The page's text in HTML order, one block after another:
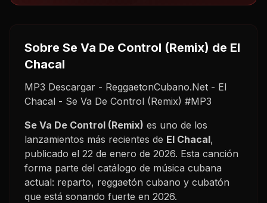
Sobre Se Va De Control (Remix) de El
Chacal
MP3 Descargar - ReggaetonCubano.Net - El
Chacal - Se Va De Control (Remix) #MP3
Se Va De Control (Remix) es uno de los
lanzamientos más recientes de El Chacal,
publicado el 22 de enero de 2026. Esta canción
forma parte del catálogo de música cubana
actual: reparto, reggaetón cubano y cubatón
que está sonando fuerte en 2026.